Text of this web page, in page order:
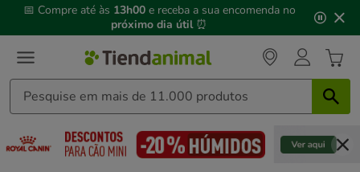
3,
mensagem,
📅 Compre até às 13h00 e receba a sua encomenda no
próximo dia útil ⏰